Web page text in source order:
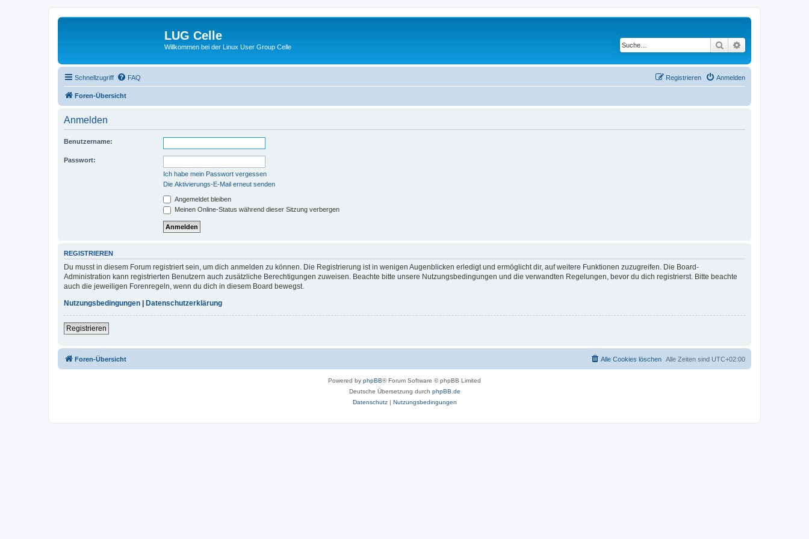
LUG Celle
Willkommen bei der Linux User Group Celle Suche
Schnellzugriff FAQ Anmelden
Registrieren
Foren-Übersicht
Anmelden
Benutzername:
Passwort:
Ich habe mein Passwort vergessen
Die Aktivierungs-E-Mail erneut senden
Angemeldet bleiben
Meinen Online-Status während dieser Sitzung verbergen
REGISTRIEREN
Du musst in diesem Forum registriert sein, um dich anmelden zu können. Die Registrierung ist in wenigen Augenblicken erledigt und ermöglicht dir, auf weitere Funktionen zuzugreifen. Die Board-
Administration kann registrierten Benutzern auch zusätzliche Berechtigungen zuweisen. Beachte bitte unsere Nutzungsbedingungen und die verwandten Regelungen, bevor du dich registrierst. Bitte beachte
auch die jeweiligen Forenregeln, wenn du dich in diesem Board bewegst.
Nutzungsbedingungen
Datenschutzerklärung
Registrieren
Foren-Übersicht Alle Zeiten sind UTC+02:00
Alle Cookies löschen
Powered by phpBB® Forum Software © phpBB Limited
Deutsche Übersetzung durch phpBB.de
Datenschutz| Nutzungsbedingungen